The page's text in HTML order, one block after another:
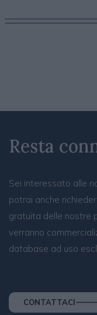
Resta
Sei interessato alle
potrai anche
gratuita delle nostre
verranno
database ad uso
CONTATTACI